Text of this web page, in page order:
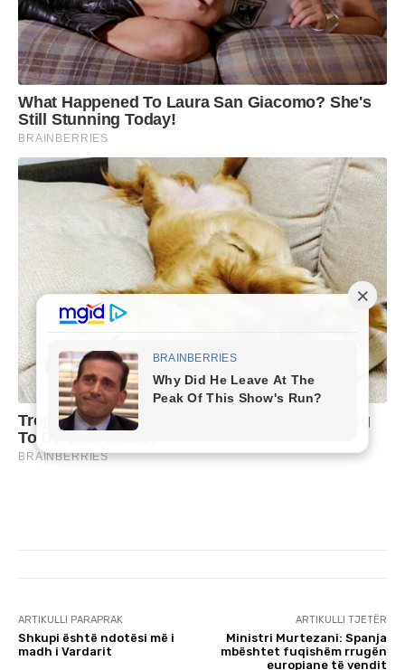
ARTIKULLI PARAPRAK
Shkupi është ndotësi më i
madh i Vardarit
ARTIKULLI TJETËR
Ministri Murtezani: Spanja
mbështet fuqishëm rrugën
europiane të vendit